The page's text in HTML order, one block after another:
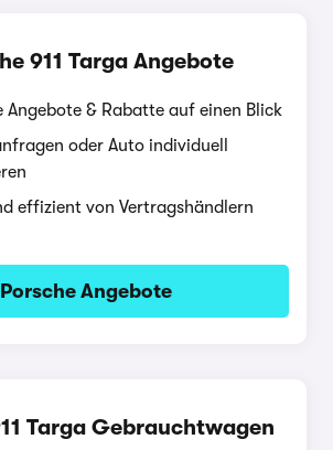
911 Targa Angebote
Angebote & Rabatte auf einen Blick
oder Auto individuell
effizient von Vertragshändlern
Porsche Angebote
Targa Gebrauchtwagen